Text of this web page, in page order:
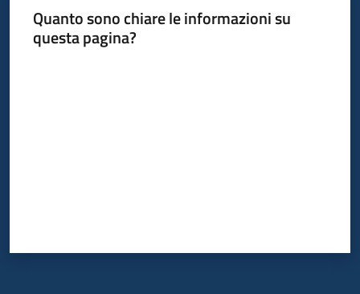
Piattaforme
Quanto sono chiare le informazioni su
questa pagina?